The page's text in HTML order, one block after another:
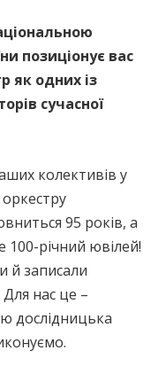
позиціонує вас
як одних із
сучасної
колективів у
95 років, а
100-річний ювілей!
й записали
Для нас це –
дослідницька